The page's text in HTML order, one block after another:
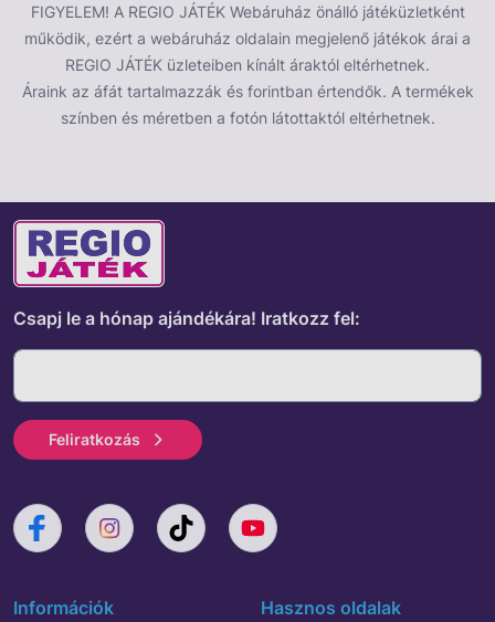
FIGYELEM! A REGIO JÁTÉK Webáruház önálló játéküzletként
működik, ezért a webáruház oldalain megjelenő játékok árai a
REGIO JÁTÉK üzleteiben kínált áraktól eltérhetnek.
Áraink az áfát tartalmazzák és forintban értendők. A termékek
színben és méretben a fotón látottaktól eltérhetnek.
Csapj le a hónap ajándékára! Iratkozz fel:
Feliratkozás
Információk
Hasznos oldalak